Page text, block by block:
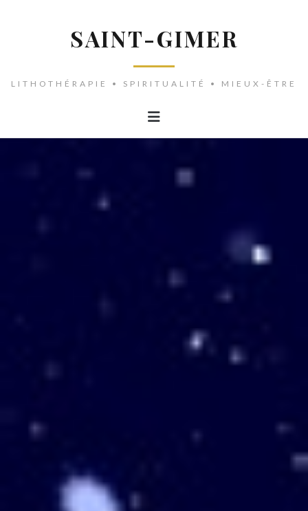
SAINT-GIMER
LITHOTHÉRAPIE • SPIRITUALITÉ • MIEUX-ÊTRE